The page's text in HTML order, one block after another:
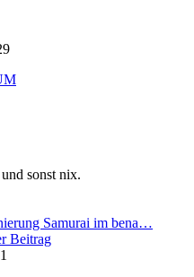
sonst nix.
Samurai im bena…
Beitrag